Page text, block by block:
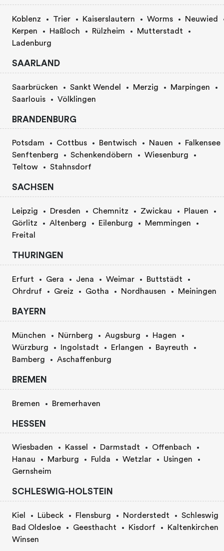
Koblenz Trier Kaiserslautern Worms
Neuwied
Kerpen
Haßloch Rülzheim
Mutterstadt
Ladenburg
SAARLAND
Saarbrücken Sankt Wendel Merzig
Marpingen
Saarlouis
Völklingen
BRANDENBURG
Potsdam Cottbus Bentwisch Nauen
Falkensee
Senftenberg
Schenkendöbern
Wiesenburg
Teltow
Stahnsdorf
SACHSEN
Leipzig Dresden Chemnitz Zwickau
Plauen
Görlitz
Altenberg Eilenburg
Memmingen
Freital
THURINGEN
Erfurt Gera Jena Weimar
Buttstädt
Ohrdruf
Greiz Gotha Nordhausen Meiningen
BAYERN
München Nürnberg Augsburg
Hagen
Würzburg
Ingolstadt Erlangen
Bayreuth
Bamberg
Aschaffenburg
BREMEN
Bremen Bremerhaven
HESSEN
Wiesbaden Kassel Darmstadt
Offenbach
Hanau
Marburg Fulda Wetzlar
Usingen
Gernsheim
SCHLESWIG-HOLSTEIN
Kiel Lübeck Flensburg Norderstedt
Schleswig
Bad Oldesloe
Geesthacht Kisdorf
Kaltenkirchen
Winsen